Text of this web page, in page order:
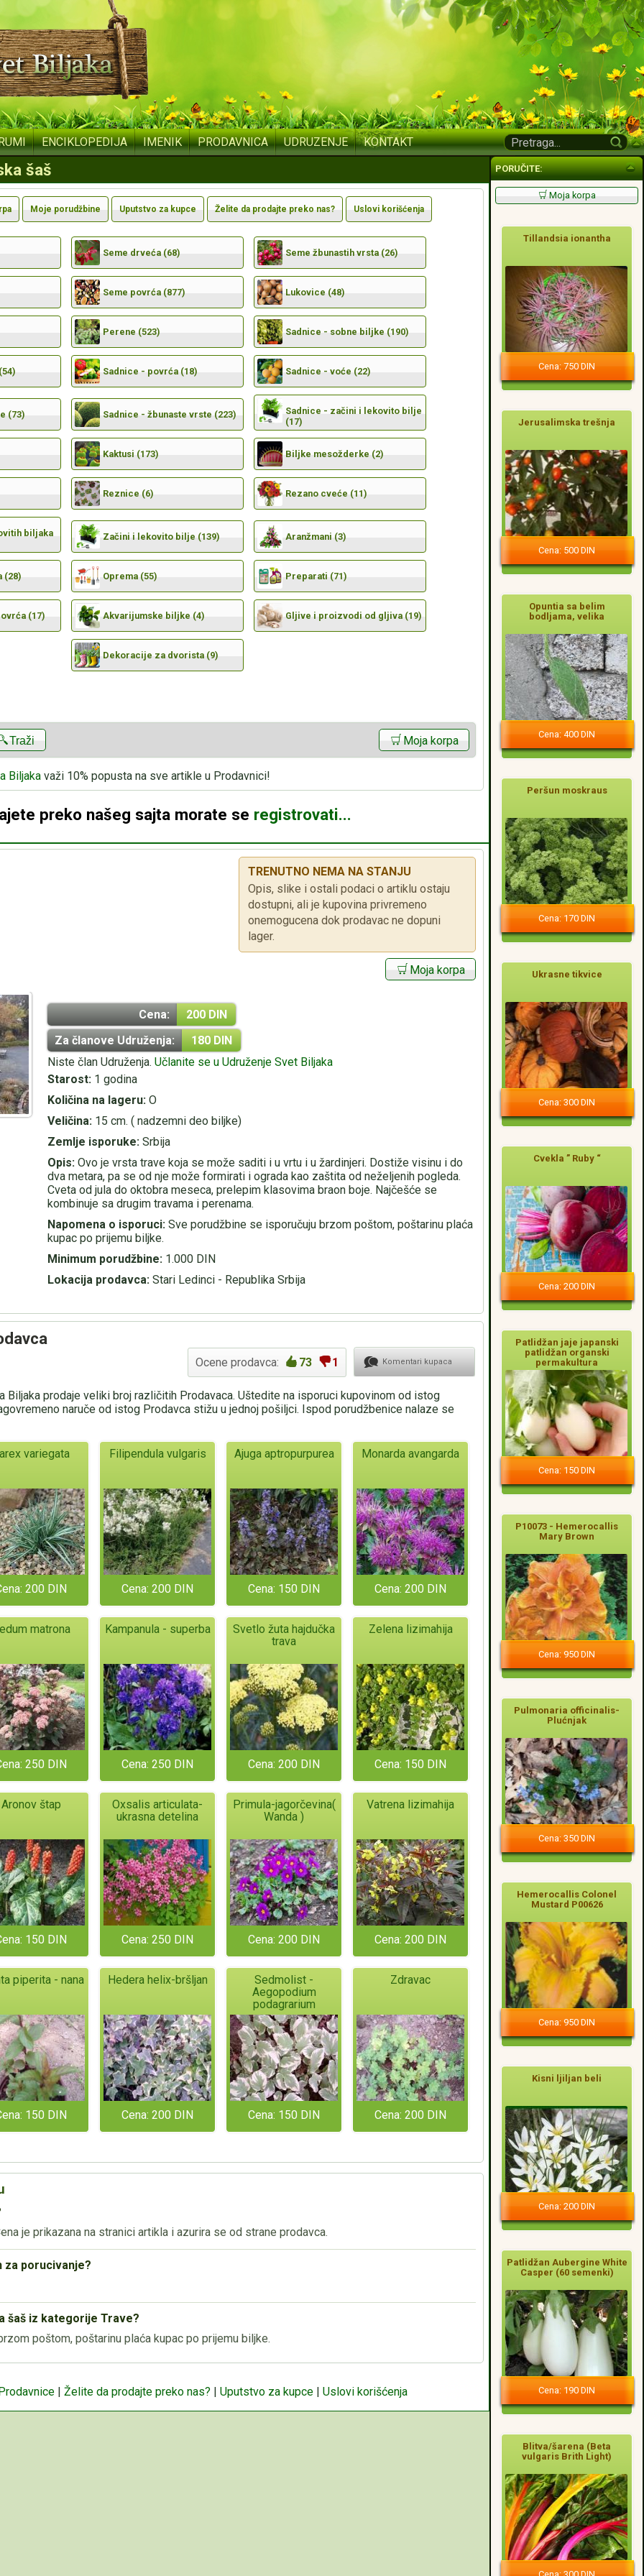
ENCIKLOPEDIJA IMENIK PRODAVNICA UDRUZENJE KONTAKT
šaš
Moje porudžbine Uputstvo za kupce Želite da prodajte preko nas? Uslovi korišćenja
Seme drveća (68) Seme žbunastih vrsta (26)
Seme povrća (877) Lukovice (48)
Perene (523) Sadnice - sobne biljke (190)
Sadnice - povrća (18) Sadnice - voće (22)
(73) Sadnice - žbunaste vrste (223)
Sadnice - začini i lekovito bilje
(17)
Kaktusi (173) Biljke mesožderke (2)
Reznice (6) Rezano cveće (11)
biljaka
Začini i lekovito bilje (139) Aranžmani (3)
(28) Oprema (55) Preparati (71)
(17) Akvarijumske biljke (4) Gljive i proizvodi od gljiva (19)
Dekoracije za dvorista (9)
Traži Moja korpa
Biljaka važi 10% popusta na sve artikle u Prodavnici!
preko našeg sajta morate se registrovati...
TRENUTNO NEMA NA STANJU
Opis, slike i ostali podaci o artiklu ostaju
dostupni, ali je kupovina privremeno
onemogucena dok prodavac ne dopuni
lager.
Moja korpa
Cena:
200 DIN
Za članove Udruženja:
180 DIN
Niste član Udruženja. Učlanite se u Udruženje Svet Biljaka
Starost: 1 godina
Količina na lageru: O
Veličina: 15 cm. ( nadzemni deo biljke)
Zemlje isporuke: Srbija
Opis: Ovo je vrsta trave koja se može saditi i u vrtu i u žardinjeri. Dostiže visinu i do
dva metara, pa se od nje može formirati i ograda kao zaštita od neželjenih pogleda.
Cveta od jula do oktobra meseca, prelepim klasovima braon boje. Najčešće se
kombinuje sa drugim travama i perenama.
Napomena o isporuci: Sve porudžbine se isporučuju brzom poštom, poštarinu plaća
kupac po prijemu biljke.
Minimum porudžbine: 1.000 DIN
Lokacija prodavca: Stari Ledinci - Republika Srbija
Ocene prodavca: 73 1 Komentari kupaca
Biljaka prodaje veliki broj različitih Prodavaca. Uštedite na isporuci kupovinom od istog
naruče od istog Prodavca stižu u jednoj pošiljci. Ispod porudžbenice nalaze se
variegata
200 DIN
Filipendula vulgaris
Cena: 200 DIN
Ajuga aptropurpurea
Cena: 150 DIN
Monarda avangarda
Cena: 200 DIN
matrona
250 DIN
Kampanula - superba
Cena: 250 DIN
Svetlo žuta hajdučka
trava
Cena: 200 DIN
Zelena lizimahija
Cena: 150 DIN
Aronov štap
150 DIN
Oxsalis articulata-
ukrasna detelina
Cena: 250 DIN
Primula-jagorčevina(
Wanda )
Cena: 200 DIN
Vatrena lizimahija
Cena: 200 DIN
piperita - nana
150 DIN
Hedera helix-bršljan
Cena: 200 DIN
Sedmolist -
Aegopodium
podagrarium
Cena: 150 DIN
Zdravac
Cena: 200 DIN
je prikazana na stranici artikla i azurira se od strane prodavca.
za porucivanje?
šaš iz kategorije Trave?
poštom, poštarinu plaća kupac po prijemu biljke.
| Želite da prodajte preko nas? | Uputstvo za kupce | Uslovi korišćenja
PORUČITE:
Moja korpa
Tillandsia ionantha
Cena: 750 DIN
Jerusalimska trešnja
Cena: 500 DIN
Opuntia sa belim
bodljama, velika
Cena: 400 DIN
Peršun moskraus
Cena: 170 DIN
Ukrasne tikvice
Cena: 300 DIN
Cvekla ” Ruby “
Cena: 200 DIN
Patlidžan jaje japanski
patlidžan organski
permakultura
Cena: 150 DIN
P10073 - Hemerocallis
Mary Brown
Cena: 950 DIN
Pulmonaria officinalis-
Plućnjak
Cena: 350 DIN
Hemerocallis Colonel
Mustard P00626
Cena: 950 DIN
Kisni ljiljan beli
Cena: 200 DIN
Patlidžan Aubergine White
Casper (60 semenki)
Cena: 190 DIN
Blitva/šarena (Beta
vulgaris Brith Light)